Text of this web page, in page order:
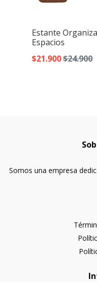
Estante
Espacios
$21.900$24.900
Somos una empresa